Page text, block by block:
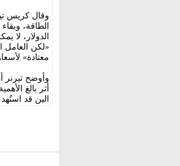
وقال كريس
الطاقة،
الدولار، لا
«لكن العامل
معتادة»
وأوضح تيرنر
أثر بالغ
الين قد